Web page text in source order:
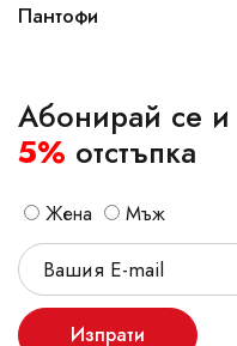
Пантофи
Абонирай се и
5% отстъпка
Жена Мъж
Изпрати